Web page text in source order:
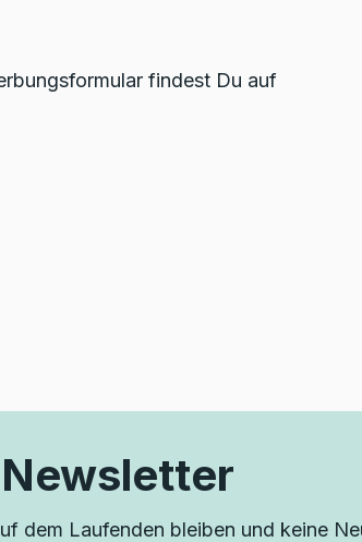
findest Du auf
Newsletter
dem Laufenden bleiben und keine